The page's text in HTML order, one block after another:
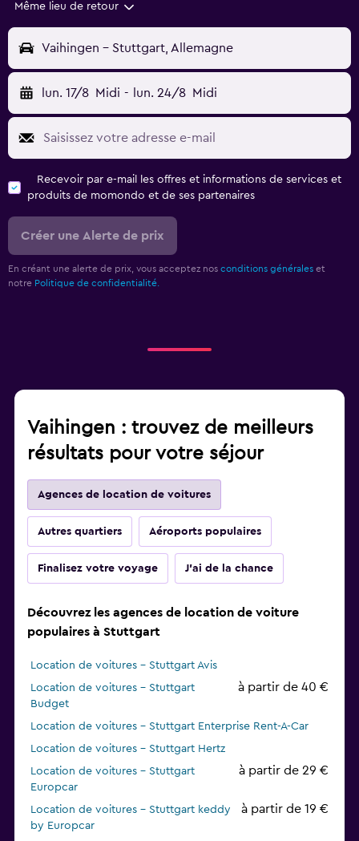
Même lieu de retour
Vaihingen - Stuttgart, Allemagne
lun. 17/8 Midi - lun. 24/8 Midi
Recevoir par e-mail les offres et informations de services et
produits de momondo et de ses partenaires
Créer une Alerte de prix
En créant une alerte de prix, vous acceptez nos conditions générales et
notre Politique de confidentialité.
Vaihingen : trouvez de meilleurs
résultats pour votre séjour
Agences de location de voitures
Autres quartiers Aéroports populaires
Finalisez votre voyage J'ai de la chance
Découvrez les agences de location de voiture
populaires à Stuttgart
Location de voitures - Stuttgart Avis
Location de voitures - Stuttgart
Budget
à partir de 40 €
Location de voitures - Stuttgart Enterprise Rent-A-Car
Location de voitures - Stuttgart Hertz
Location de voitures - Stuttgart
Europcar
à partir de 29 €
Location de voitures - Stuttgart keddy
by Europcar
à partir de 19 €